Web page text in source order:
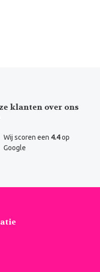
klanten over ons
Wij scoren een 4.4op
Google